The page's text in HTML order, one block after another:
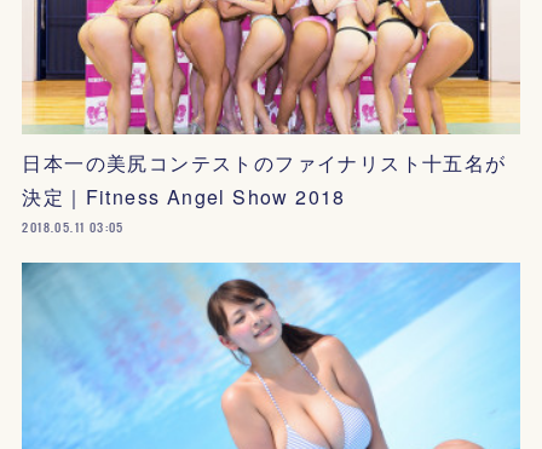
日本一の美尻コンテストのファイナリスト十五名が
決定｜Fitness Angel Show 2018
2018.05.11 03:05